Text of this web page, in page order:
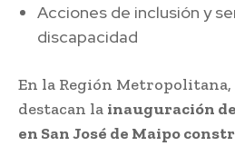
Acciones de inclusión y
discapacidad
En la Región
destacan la inauguración
en San José de Maipo